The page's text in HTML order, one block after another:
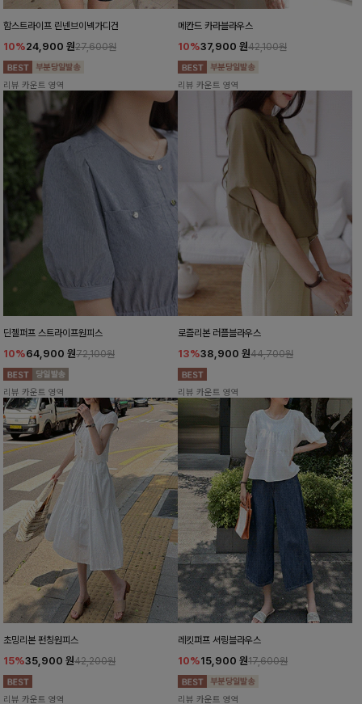
함스트라이프 린넨브이넥가디건
10%24,900 원27,600원
리뷰 카운트 영역
메칸드 카라블라우스
10%37,900 원42,100원
리뷰 카운트 영역
딘젤퍼프 스트라이프원피스
10%64,900 원72,100원
리뷰 카운트 영역
로즐리본 러플블라우스
13%38,900 원44,700원
리뷰 카운트 영역
초밍리본 펀칭원피스
15%35,900 원42,200원
리뷰 카운트 영역
레킷퍼프 셔링블라우스
10%15,900 원17,600원
리뷰 카운트 영역